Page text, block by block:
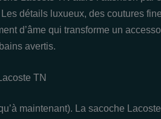
détails luxueux, des coutures
d’âme qui transforme un
avertis.
TN
maintenant). La sacoche